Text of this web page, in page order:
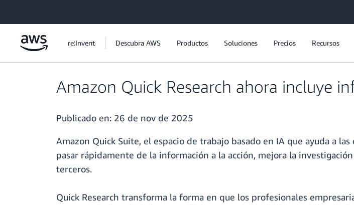
re:Invent Descubra AWS Productos Soluciones Precios Recursos
Amazon Quick Research ahora incluye
Publicado en: 26 de nov de 2025
Amazon Quick Suite, el espacio de trabajo basado en IA que ayuda a
pasar rápidamente de la información a la acción, mejora la
terceros.
Quick Research transforma la forma en que los profesionales